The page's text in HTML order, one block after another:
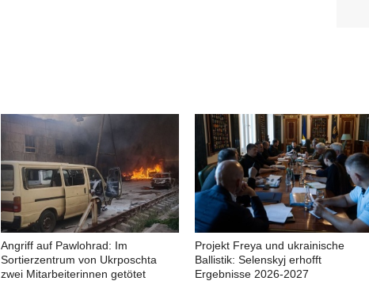
Angriff auf Pawlohrad: Im
Sortierzentrum von Ukrposchta
zwei Mitarbeiterinnen getötet
Projekt Freya und ukrainische
Ballistik: Selenskyj erhofft
Ergebnisse 2026-2027